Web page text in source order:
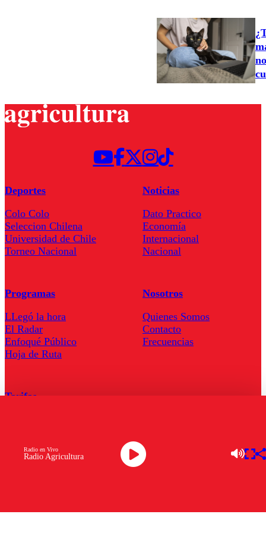
Radio Agricultura
Radio en Vivo
Deportes
Colo Colo
Seleccion Chilena
Universidad de Chile
Torneo Nacional
Noticias
Dato Practico
Economía
Internacional
Nacional
Programas
LLegó la hora
El Radar
Enfoqué Público
Hoja de Ruta
Nosotros
Quienes Somos
Contacto
Frecuencias
Tarifas
Descarga la APP